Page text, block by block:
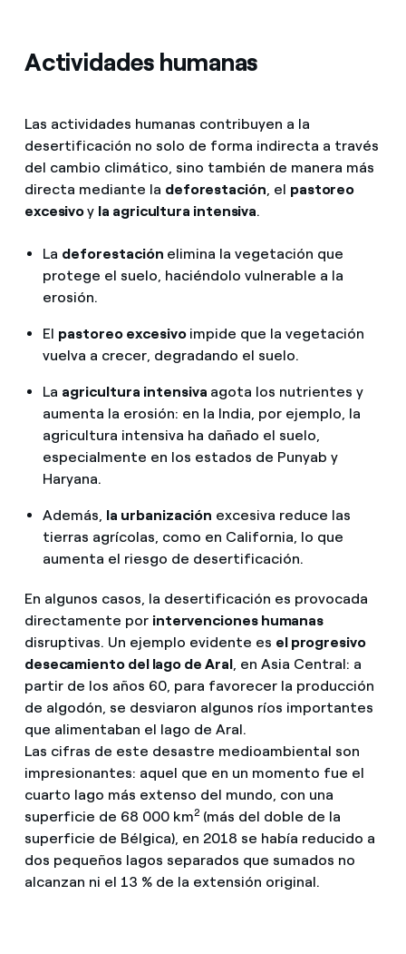
Actividades humanas
Las actividades humanas contribuyen a la
desertificación no solo de forma indirecta a través
del cambio climático, sino también de manera más
directa mediante la deforestación , el pastoreo
excesivoy la agricultura intensiva.
La deforestación elimina la vegetación que
protege el suelo, haciéndolo vulnerable a la
erosión.
El pastoreo excesivo impide que la vegetación
vuelva a crecer, degradando el suelo.
La agricultura intensiva agota los nutrientes y
aumenta la erosión: en la India, por ejemplo, la
agricultura intensiva ha dañado el suelo,
especialmente en los estados de Punyab y
Haryana.
Además, la urbanización excesiva reduce las
tierras agrícolas, como en California, lo que
aumenta el riesgo de desertificación.
En algunos casos, la desertificación es provocada
directamente por intervenciones humanas
disruptivas. Un ejemplo evidente es el progresivo
desecamiento del lago de Aral, en Asia Central: a
partir de los años 60, para favorecer la producción
de algodón, se desviaron algunos ríos importantes
que alimentaban el lago de Aral.
Las cifras de este desastre medioambiental son
impresionantes: aquel que en un momento fue el
cuarto lago más extenso del mundo, con una
superficie de 68 000 km2(más del doble de la
superficie de Bélgica), en 2018 se había reducido a
dos pequeños lagos separados que sumados no
alcanzan ni el 13 % de la extensión original.